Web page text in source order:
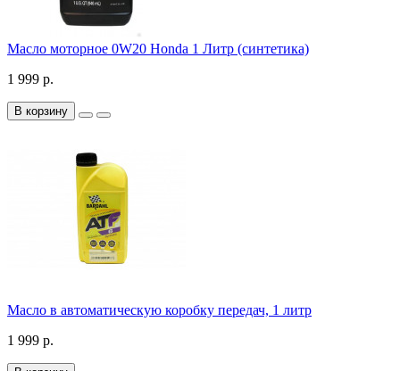
Масло моторное 0W20 Honda 1 Литр (синтетика)
1 999 р.
В корзину
Масло в автоматическую коробку передач, 1 литр
1 999 р.